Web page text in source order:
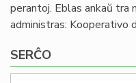
perantoj. Eblas ankaŭ tra
administras: Kooperativo
SERĈO